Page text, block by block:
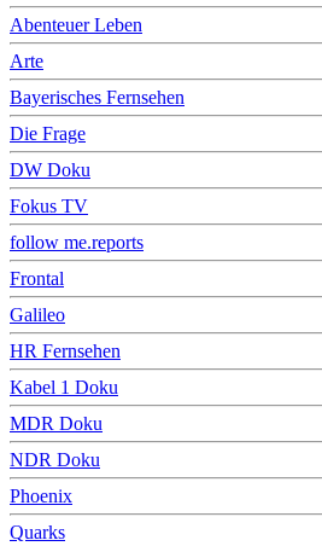
Abenteuer Leben
Arte
Bayerisches Fernsehen
Die Frage
DW Doku
Fokus TV
follow me.reports
Frontal
Galileo
HR Fernsehen
Kabel 1 Doku
MDR Doku
NDR Doku
Phoenix
Quarks